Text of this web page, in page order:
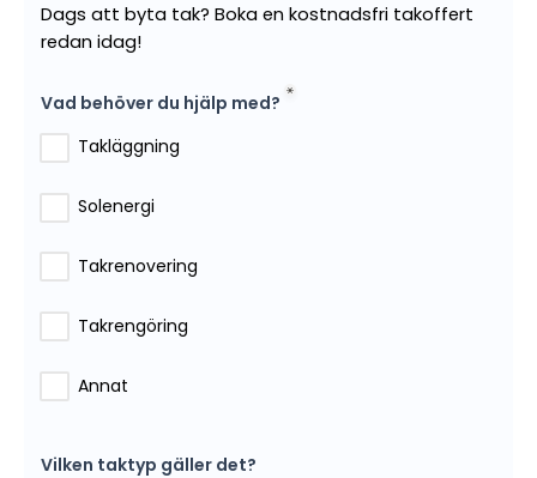
Dags att byta tak? Boka en kostnadsfri takoffert
redan idag!
Vad behöver du hjälp med?
Takläggning
Solenergi
Takrenovering
Takrengöring
Annat
Vilken taktyp gäller det?